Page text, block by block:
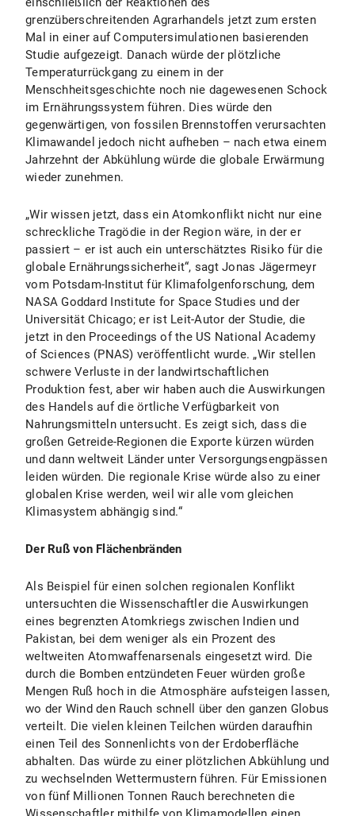
grenzüberschreitenden Agrarhandels jetzt zum ersten
Mal in einer auf Computersimulationen basierenden
Studie aufgezeigt. Danach würde der plötzliche
Temperaturrückgang zu einem in der
Menschheitsgeschichte noch nie dagewesenen Schock
im Ernährungssystem führen. Dies würde den
gegenwärtigen, von fossilen Brennstoffen verursachten
Klimawandel jedoch nicht aufheben – nach etwa einem
Jahrzehnt der Abkühlung würde die globale Erwärmung
wieder zunehmen.
„Wir wissen jetzt, dass ein Atomkonflikt nicht nur eine
schreckliche Tragödie in der Region wäre, in der er
passiert – er ist auch ein unterschätztes Risiko für die
globale Ernährungssicherheit“, sagt Jonas Jägermeyr
vom Potsdam-Institut für Klimafolgenforschung, dem
NASA Goddard Institute for Space Studies und der
Universität Chicago; er ist Leit-Autor der Studie, die
jetzt in den Proceedings of the US National Academy
of Sciences (PNAS) veröffentlicht wurde. „Wir stellen
schwere Verluste in der landwirtschaftlichen
Produktion fest, aber wir haben auch die Auswirkungen
des Handels auf die örtliche Verfügbarkeit von
Nahrungsmitteln untersucht. Es zeigt sich, dass die
großen Getreide-Regionen die Exporte kürzen würden
und dann weltweit Länder unter Versorgungsengpässen
leiden würden. Die regionale Krise würde also zu einer
globalen Krise werden, weil wir alle vom gleichen
Klimasystem abhängig sind.“
Der Ruß von Flächenbränden
Als Beispiel für einen solchen regionalen Konflikt
untersuchten die Wissenschaftler die Auswirkungen
eines begrenzten Atomkriegs zwischen Indien und
Pakistan, bei dem weniger als ein Prozent des
weltweiten Atomwaffenarsenals eingesetzt wird. Die
durch die Bomben entzündeten Feuer würden große
Mengen Ruß hoch in die Atmosphäre aufsteigen lassen,
wo der Wind den Rauch schnell über den ganzen Globus
verteilt. Die vielen kleinen Teilchen würden daraufhin
einen Teil des Sonnenlichts von der Erdoberfläche
abhalten. Das würde zu einer plötzlichen Abkühlung und
zu wechselnden Wettermustern führen. Für Emissionen
von fünf Millionen Tonnen Rauch berechneten die